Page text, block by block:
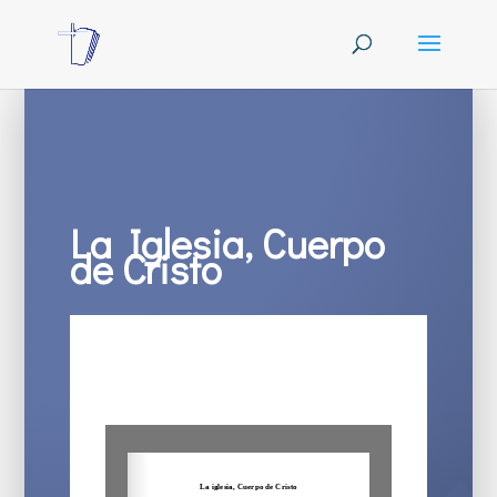
La Iglesia, Cuerpo
de Cristo